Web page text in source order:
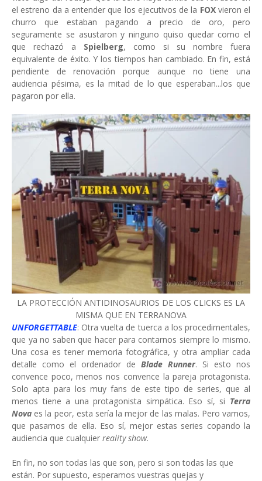
el estreno da a entender que los ejecutivos de la FOX vieron el
churro que estaban pagando a precio de oro, pero
seguramente se asustaron y ninguno quiso quedar como el
que rechazó a Spielberg, como si su nombre fuera
equivalente de éxito. Y los tiempos han cambiado. En fin, está
pendiente de renovación porque aunque no tiene una
audiencia pésima, es la mitad de lo que esperaban...los que
pagaron por ella.
LA PROTECCIÓN ANTIDINOSAURIOS DE LOS CLICKS ES LA
MISMA QUE EN TERRANOVA
UNFORGETTABLE: Otra vuelta de tuerca a los procedimentales,
que ya no saben que hacer para contarnos siempre lo mismo.
Una cosa es tener memoria fotográfica, y otra ampliar cada
detalle como el ordenador de Blade Runner. Si esto nos
convence poco, menos nos convence la pareja protagonista.
Solo apta para los muy fans de este tipo de series, que al
menos tiene a una protagonista simpática. Eso sí, si Terra
Nova es la peor, esta sería la mejor de las malas. Pero vamos,
que pasamos de ella. Eso sí, mejor estas series copando la
audiencia que cualquier reality show.
En fin, no son todas las que son, pero si son todas las que
están. Por supuesto, esperamos vuestras quejas y